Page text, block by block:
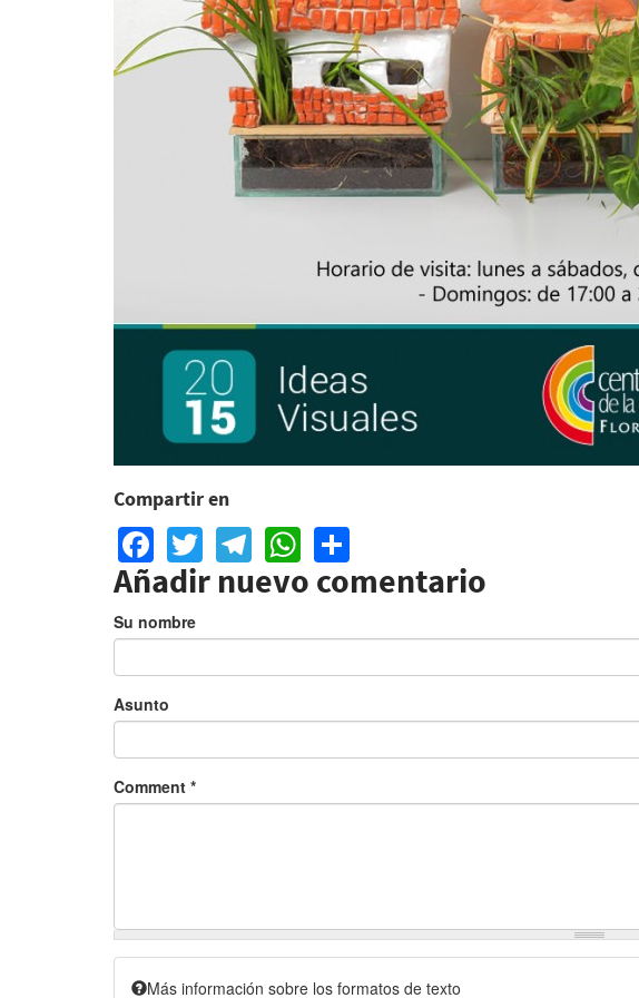
Compartir en
Facebook
TwitterTelegram
WhatsApp
Añadir nuevo comentario
Su nombre
Asunto
Comment *
Más información sobre los formatos de texto